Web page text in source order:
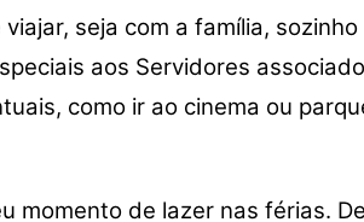
seja com a família,
aos Servidores
como ir ao cinema ou
momento de lazer nas férias.